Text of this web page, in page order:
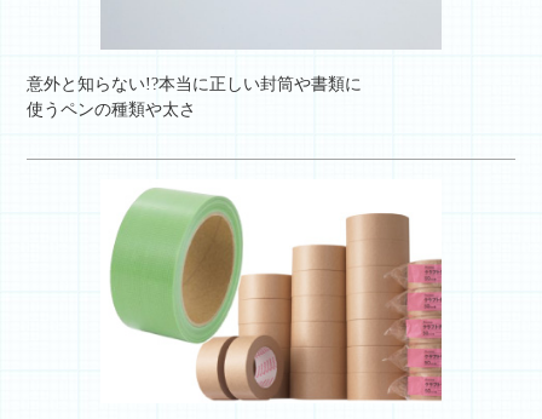
意外と知らない!?本当に正しい封筒や書類に
使うペンの種類や太さ